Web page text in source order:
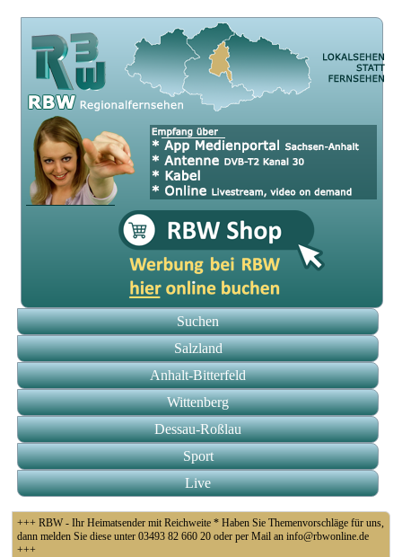
Suchen
Salzland
Anhalt-Bitterfeld
Wittenberg
Dessau-Roßlau
Sport
Live
+++ RBW - Ihr Heimatsender mit Reichweite * Haben Sie Themenvorschläge für uns,
dann melden Sie diese unter 03493 82 660 20 oder per Mail an info@rbwonline.de
+++